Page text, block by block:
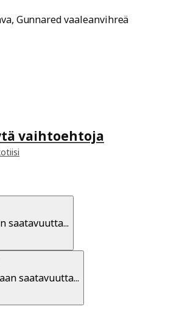
Gunnared vaaleanvihreä
Arvostelut yhteensä: 7
vaihtoehtoja
saatavuutta...
saatavuutta...